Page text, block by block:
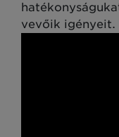
vevőik igényeit.